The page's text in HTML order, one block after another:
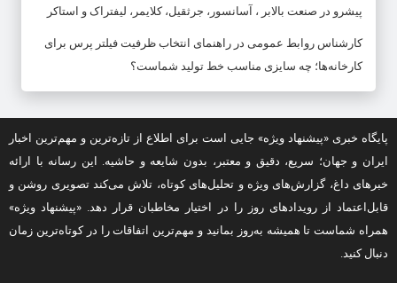
پیشرو در صنعت بالابر ، آسانسور، جرثقیل، کلایمر، لیفتراک و استاکر
کارشناس روابط عمومی در راهنمای انتخاب ظرفیت فیلتر پرس برای
کارخانه‌ها؛ چه سایزی مناسب خط تولید شماست؟
پایگاه خبری «پیشنهاد ویژه» جایی است برای اطلاع از تازه‌ترین و مهم‌ترین اخبار
ایران و جهان؛ سریع، دقیق و معتبر، بدون شایعه و حاشیه. این رسانه با ارائه
خبرهای داغ، گزارش‌های ویژه و تحلیل‌های کوتاه، تلاش می‌کند تصویری روشن و
قابل‌اعتماد از رویدادهای روز را در اختیار مخاطبان قرار دهد. «پیشنهاد ویژه»
همراه شماست تا همیشه به‌روز بمانید و مهم‌ترین اتفاقات را در کوتاه‌ترین زمان
دنبال کنید.